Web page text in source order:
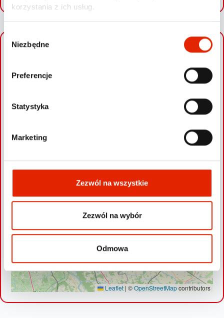
korzystania z ich usług.
W
Niezbędne
Preferencje
Statystyka
Marketing
Zezwól na wszystkie
Zezwól na wybór
Odmowa
−
Leaflet | ©OpenStreetMapcontributors